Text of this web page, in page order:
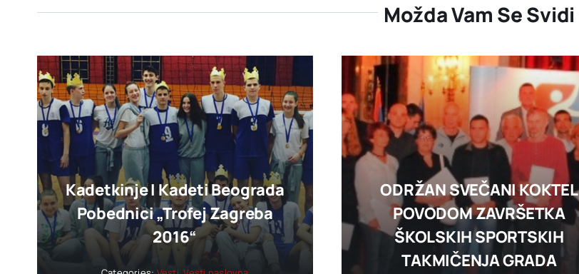
Možda Vam Se Svidi
Kadetkinje I Kadeti Beograda
Pobednici „trofej Zagreba
2016“
ODRŽAN SVEČANI KOKTEL
POVODOM ZAVRŠETKA
ŠKOLSKIH SPORTSKIH
TAKMIČENJA GRADA